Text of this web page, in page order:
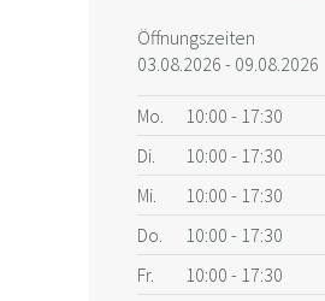
Öffnungszeiten
03.08.2026 - 09.08.2026
Mo.
10:00 - 17:30
Di.
10:00 - 17:30
Mi.
10:00 - 17:30
Do.
10:00 - 17:30
Fr.
10:00 - 17:30